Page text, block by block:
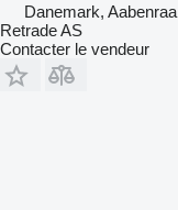
Danemark, Aabenraa
Retrade AS
Contacter le vendeur